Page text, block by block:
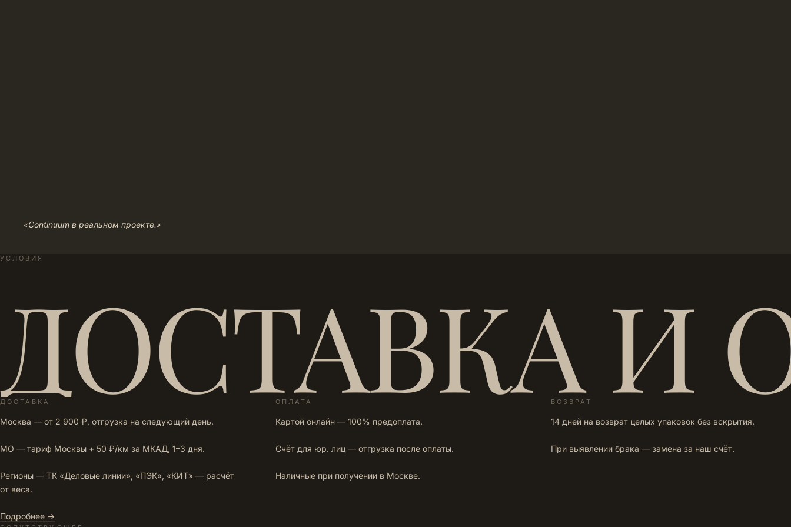
«Continuum в реальном проекте.»
УСЛОВИЯ
ДОСТАВКА И
ДОСТАВКА
Москва — от 2 900 ₽, отгрузка на следующий день.
МО — тариф Москвы + 50 ₽/км за МКАД, 1–3 дня.
Регионы — ТК «Деловые линии», «ПЭК», «КИТ» — расчёт
от веса.
Подробнее →
ОПЛАТА
Картой онлайн — 100% предоплата.
Счёт для юр. лиц — отгрузка после оплаты.
Наличные при получении в Москве.
ВОЗВРАТ
14 дней на возврат целых упаковок без вскрытия.
При выявлении брака — замена за наш счёт.